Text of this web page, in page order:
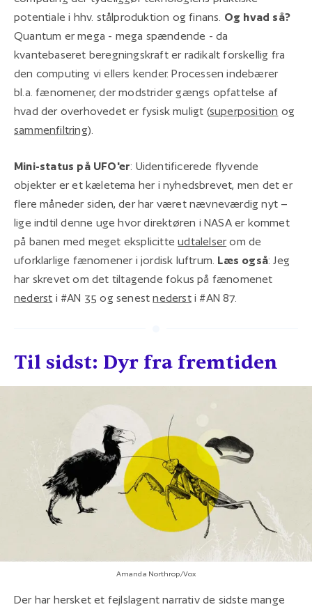
potentiale i hhv. stålproduktion og finans. Og hvad så?
Quantum er mega - mega spændende - da
kvantebaseret beregningskraft er radikalt forskellig fra
den computing vi ellers kender. Processen indebærer
bl.a. fænomener, der modstrider gængs opfattelse af
hvad der overhovedet er fysisk muligt (superposition og
sammenfiltring).
Mini-status på UFO'er: Uidentificerede flyvende
objekter er et kæletema her i nyhedsbrevet, men det er
flere måneder siden, der har været nævneværdig nyt –
lige indtil denne uge hvor direktøren i NASA er kommet
på banen med meget eksplicitteudtalelserom de
uforklarlige fænomener i jordisk luftrum. Læs også: Jeg
har skrevet om det tiltagende fokus på fænomenet
nederst i #AN 35 og senestnedersti #AN 87.
Til sidst: Dyr fra fremtiden
Amanda Northrop/Vox
Der har hersket et fejlslagent narrativ de sidste mange